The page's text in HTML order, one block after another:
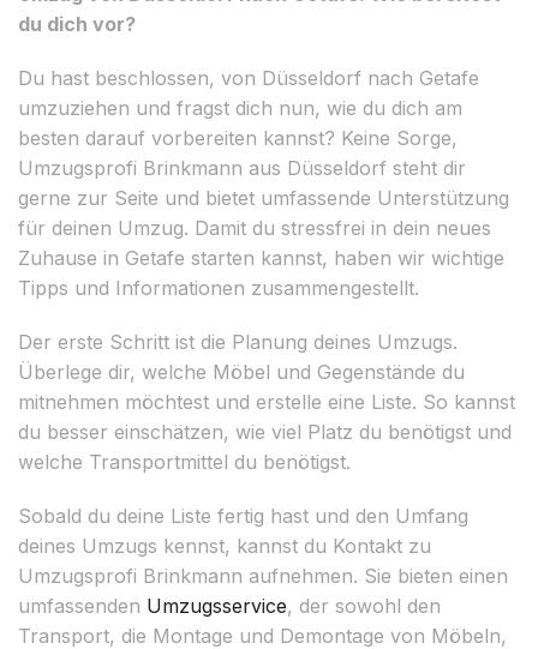
du dich vor?
Du hast beschlossen, von Düsseldorf nach Getafe
umzuziehen und fragst dich nun, wie du dich am
besten darauf vorbereiten kannst? Keine Sorge,
Umzugsprofi Brinkmann aus Düsseldorf steht dir
gerne zur Seite und bietet umfassende Unterstützung
für deinen Umzug. Damit du stressfrei in dein neues
Zuhause in Getafe starten kannst, haben wir wichtige
Tipps und Informationen zusammengestellt.
Der erste Schritt ist die Planung deines Umzugs.
Überlege dir, welche Möbel und Gegenstände du
mitnehmen möchtest und erstelle eine Liste. So kannst
du besser einschätzen, wie viel Platz du benötigst und
welche Transportmittel du benötigst.
Sobald du deine Liste fertig hast und den Umfang
deines Umzugs kennst, kannst du Kontakt zu
Umzugsprofi Brinkmann aufnehmen. Sie bieten einen
umfassenden Umzugsservice, der sowohl den
Transport, die Montage und Demontage von Möbeln,